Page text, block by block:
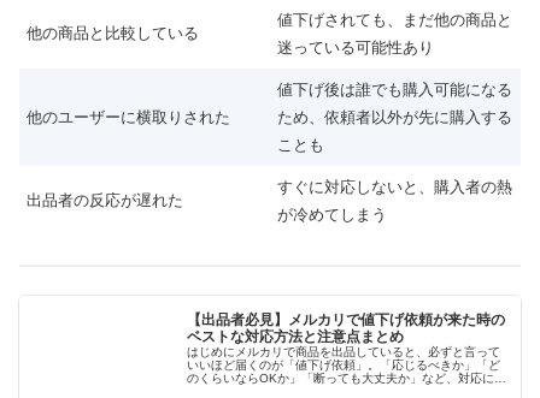
他の商品と比較している
値下げされても、まだ他の商品と
迷っている可能性あり
他のユーザーに横取りされた
値下げ後は誰でも購入可能になる
ため、依頼者以外が先に購入する
ことも
出品者の反応が遅れた
すぐに対応しないと、購入者の熱
が冷めてしまう
【出品者必見】メルカリで値下げ依頼が来た時の
ベストな対応方法と注意点まとめ
はじめにメルカリで商品を出品していると、必ずと言って
いいほど届くのが「値下げ依頼」。「応じるべきか」「ど
のくらいならOKか」「断っても大丈夫か」など、対応に悩